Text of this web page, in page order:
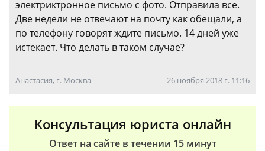
электриктронное письмо с фото. Отправила все.
Две недели не отвечают на почту как обещали, а
по телефону говорят ждите письмо. 14 дней уже
истекает. Что делать в таком случае?
Анастасия, г. Москва 26 ноября 2018 г. 11:16
Консультация юриста онлайн
Ответ на сайте в течении 15 минут